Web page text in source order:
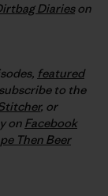
Diarieson
featured
to the
, or
on Facebook
Then Beer